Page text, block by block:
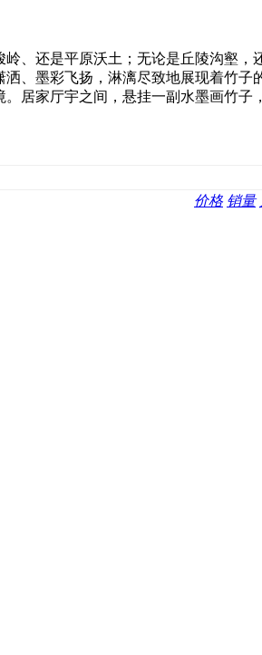
、还是平原沃土；无论是丘陵沟壑
、墨彩飞扬，淋漓尽致地展现着竹
居家厅宇之间，悬挂一副水墨画竹子
价格 销量